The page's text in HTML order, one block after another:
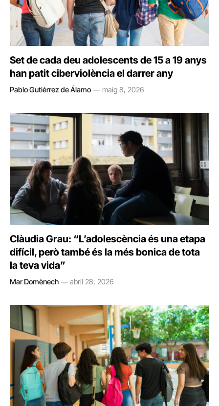
Set de cada deu adolescents de 15 a 19 anys
han patit ciberviolència el darrer any
Pablo Gutiérrez de Álamo maig 8, 2026
Clàudia Grau: “L’adolescència és una etapa
difícil, però també és la més bonica de tota
la teva vida”
Mar Domènech abril 28, 2026